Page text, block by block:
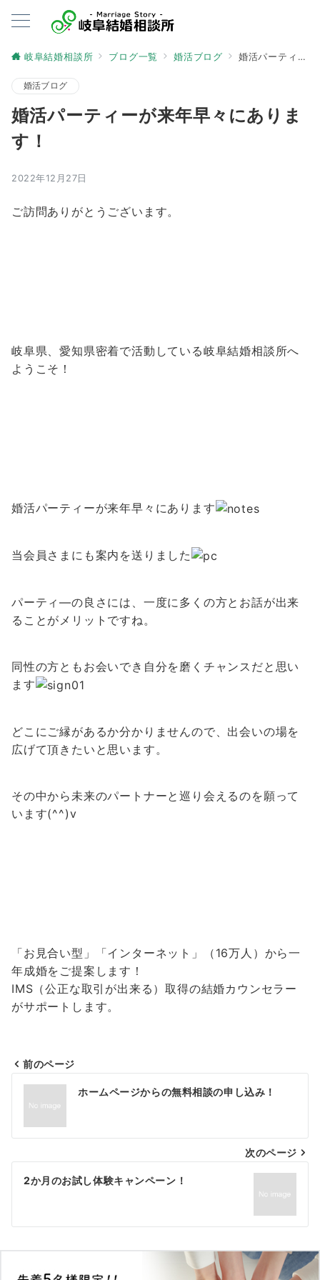
岐阜結婚相談所 ブログ一覧 婚活ブログ 婚活パーティーが来年早々にあります！
婚活ブログ
婚活パーティーが来年早々にありま
す！
2022年12月27日
ご訪問ありがとうございます。
岐阜県、愛知県密着で活動している岐阜結婚相談所へ
ようこそ！
婚活パーティーが来年早々にあります
当会員さまにも案内を送りました
パーティ―の良さには、一度に多くの方とお話が出来
ることがメリットですね。
同性の方ともお会いでき自分を磨くチャンスだと思い
ます
どこにご縁があるか分かりませんので、出会いの場を
広げて頂きたいと思います。
その中から未来のパートナーと巡り会えるのを願って
います(^^)v
「お見合い型」「インターネット」（16万人）から一
年成婚をご提案します！
IMS（公正な取引が出来る）取得の結婚カウンセラー
がサポートします。
投
ナ
ビ
ゲ
シ
ョ
前のページ
ホームページからの無料相談の申し込み！
次のページ
2か月のお試し体験キャンペーン！